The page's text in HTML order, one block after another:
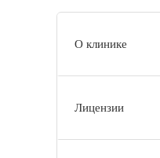
О клинике
Лицензии